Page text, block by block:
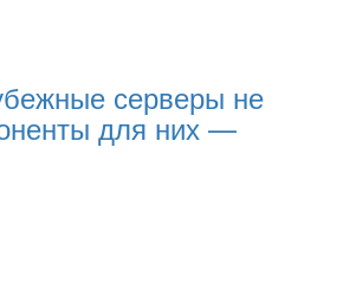
серверы не
для них —